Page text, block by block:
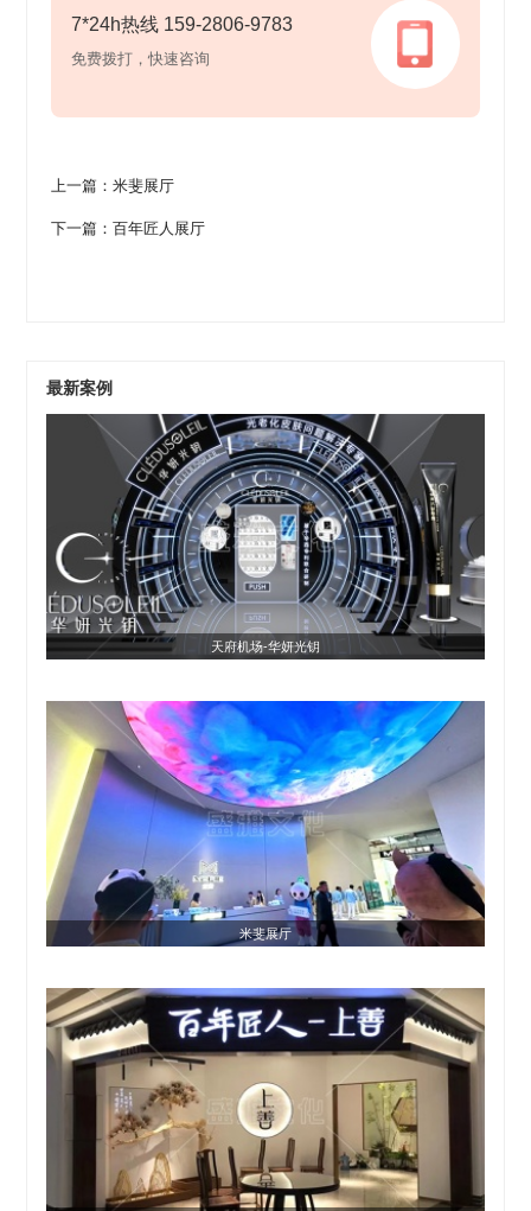
7*24h热线 159-2806-9783
免费拨打，快速咨询
上一篇：米斐展厅
下一篇：百年匠人展厅
最新案例
天府机场-华妍光钥
米斐展厅